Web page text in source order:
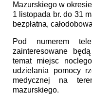
Mazurskiego w
1 listopada br. do 31
bezpłatna,
Pod numerem
zainteresowane
temat miejsc
udzielania pomocy
medycznej na
mazurskiego.